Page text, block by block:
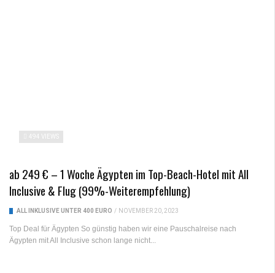
494 VIEWS
ab 249 € – 1 Woche Ägypten im Top-Beach-Hotel mit All
Inclusive & Flug (99%-Weiterempfehlung)
ALL INKLUSIVE UNTER 400 EURO / NOVEMBER 20, 2023
Top Deal für Ägypten So günstig haben wir eine Pauschalreise nach
Ägypten mit All Inclusive schon lange nicht...